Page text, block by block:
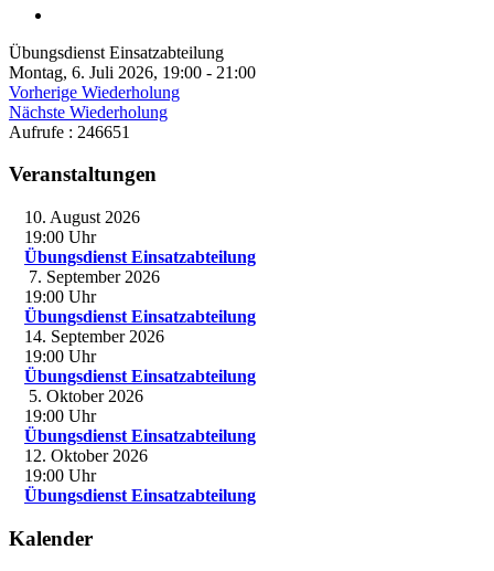
Übungsdienst Einsatzabteilung
Montag, 6. Juli 2026, 19:00 - 21:00
Vorherige Wiederholung
Nächste Wiederholung
Aufrufe : 246651
Veranstaltungen
10. August 2026
19:00 Uhr
Übungsdienst Einsatzabteilung
7. September 2026
19:00 Uhr
Übungsdienst Einsatzabteilung
14. September 2026
19:00 Uhr
Übungsdienst Einsatzabteilung
5. Oktober 2026
19:00 Uhr
Übungsdienst Einsatzabteilung
12. Oktober 2026
19:00 Uhr
Übungsdienst Einsatzabteilung
Kalender